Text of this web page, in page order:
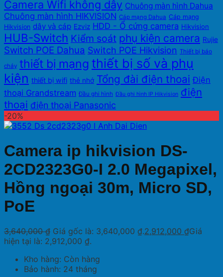
Camera Wifi không dây Chuông màn hình Dahua
Chuông màn hình HIKVISION Cáp mạng Dahua Cáp mạng
Hikvision dây và cáp Ezviz HDD - Ổ cứng camera Hikvision
HUB-Switch Kiểm soát phụ kiện camera Rujie
Switch POE Dahua Switch POE Hikvision Thiết bị báo
cháy thiết bị mạng thiết bị số và phụ
kiện thiết bị wifi thẻ nhớ Tổng đài điện thoai Điện
thoại Grandstream Đầu ghi hình Đầu ghi hình IP Hikvision điện
thoại điện thoại Panasonic
-20%
Camera ip hikvision DS-
2CD2323G0-I 2.0 Megapixel,
Hồng ngoại 30m, Micro SD,
PoE
3,640,000₫ Giá gốc là: 3,640,000 ₫.2,912,000 ₫Giá
hiện tại là: 2,912,000 ₫.
Kho hàng: Còn hàng
Bảo hành: 24 tháng